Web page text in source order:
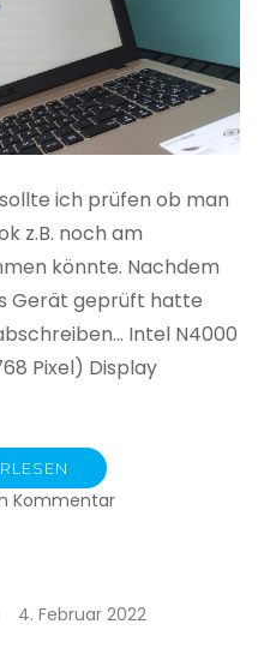
ich prüfen ob man
z.B. noch am
könnte. Nachdem
Gerät geprüft hatte
Intel N4000
Pixel) Display
Kommentarzu
4. Februar 2022